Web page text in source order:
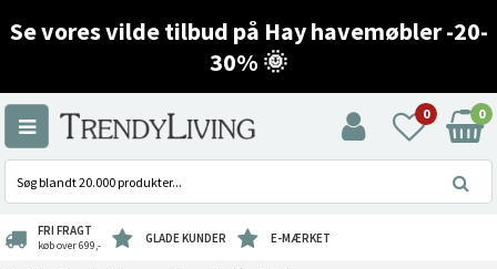
Se vores vilde tilbud på Hay havemøbler -20-
30% 🌞
0 0
FRI FRAGT
køb over 699,- GLADE KUNDER E-MÆRKET